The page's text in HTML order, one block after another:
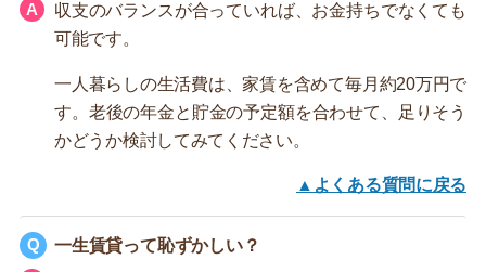
収支のバランスが合っていれば、お金持ちでなくても
可能です。
一人暮らしの生活費は、家賃を含めて毎月約20万円で
す。老後の年金と貯金の予定額を合わせて、足りそう
かどうか検討してみてください。
▲よくある質問に戻る
一生賃貸って恥ずかしい？